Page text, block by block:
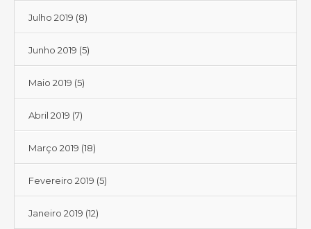
Julho 2019 (8)
Junho 2019 (5)
Maio 2019 (5)
Abril 2019 (7)
Março 2019 (18)
Fevereiro 2019 (5)
Janeiro 2019 (12)